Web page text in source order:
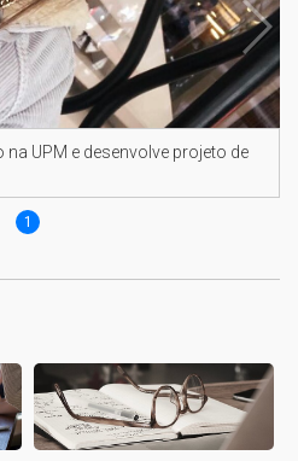
UPM e desenvolve projeto de
1